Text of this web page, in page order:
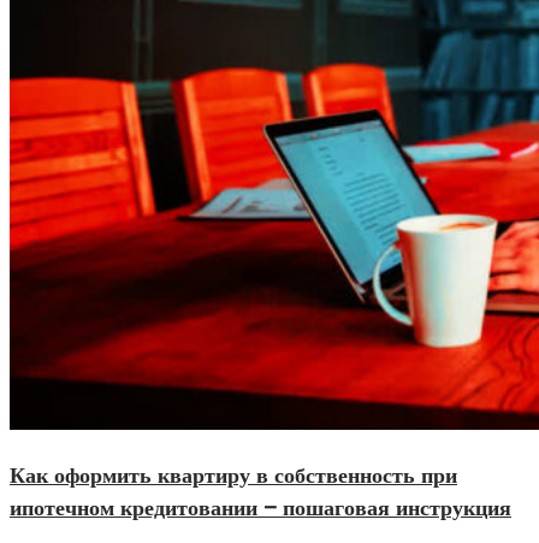
Как оформить квартиру в собственность при
ипотечном кредитовании – пошаговая инструкция